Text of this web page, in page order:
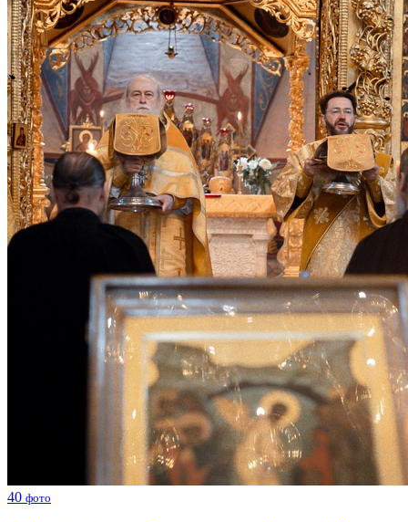
40 фото